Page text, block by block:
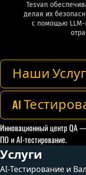
Tesvan
делая их
с помощью LLM-
Наши
AI
Инновационный центр QA
ПО и AI-тестирование.
Услуги
AI-Тестирование и